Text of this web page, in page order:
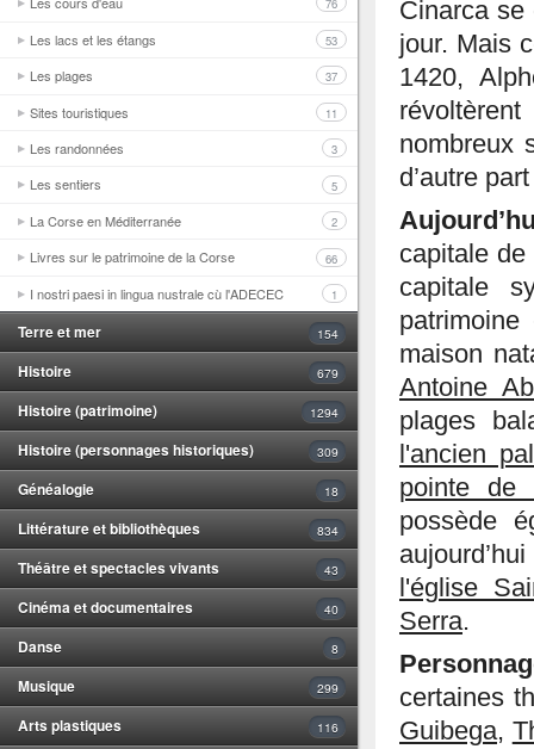
76
Les lacs et les étangs 53
Les plages 37
Sites touristiques 11
Les randonnées 3
Les sentiers 5
La Corse en Méditerranée 2
Livres sur le patrimoine de la Corse 66
I nostri paesi in lingua nustrale cù l'ADECEC 1
Terre et mer 154
Histoire 679
Histoire (patrimoine) 1294
Histoire (personnages historiques) 309
Généalogie 18
Littérature et bibliothèques 834
Théâtre et spectacles vivants 43
Cinéma et documentaires 40
Danse 8
Musique 299
Arts plastiques 116
Cinarca se
jour. Mais
1420,
nombreux
d’autre
capitale
capitale
maison
Antoine
plages
l'ancien
pointe de
possède
l'église
Serra.
certaines
Guibega,